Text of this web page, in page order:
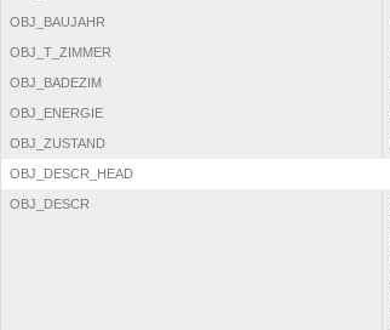
OBJ_BAUJAHR
OBJ_T_ZIMMER
OBJ_BADEZIM
OBJ_ENERGIE
OBJ_ZUSTAND
OBJ_DESCR_HEAD
OBJ_DESCR